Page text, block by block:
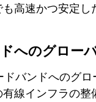
高速かつ安定
へのグロー
バンドへのグ
線インフラの